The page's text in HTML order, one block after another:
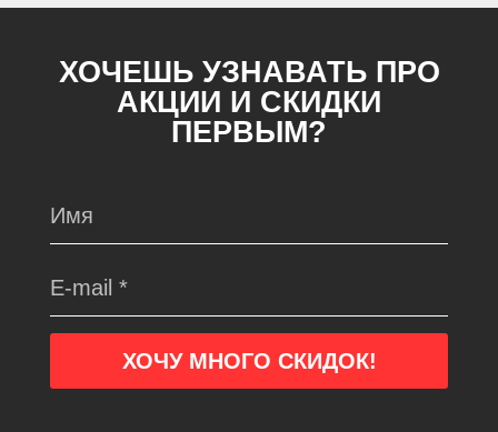
ХОЧЕШЬ УЗНАВАТЬ ПРО
АКЦИИ И СКИДКИ
ПЕРВЫМ?